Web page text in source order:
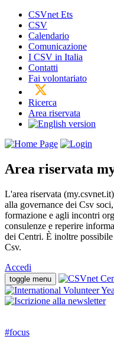
CSVnet Ets
CSV
Calendario
Comunicazione
I CSV in Italia
Contatti
Fai volontariato
Ricerca
Area riservata
Area riservata
L'area riservata
alla governance dei Csv
formazione e agli incontri
consulenze e reperire
dei Centri. È inoltre
Csv.
Accedi
toggle menu
#focus